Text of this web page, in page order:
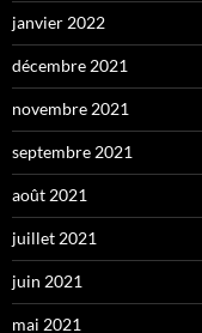
janvier 2022
décembre 2021
novembre 2021
septembre 2021
août 2021
juillet 2021
juin 2021
mai 2021